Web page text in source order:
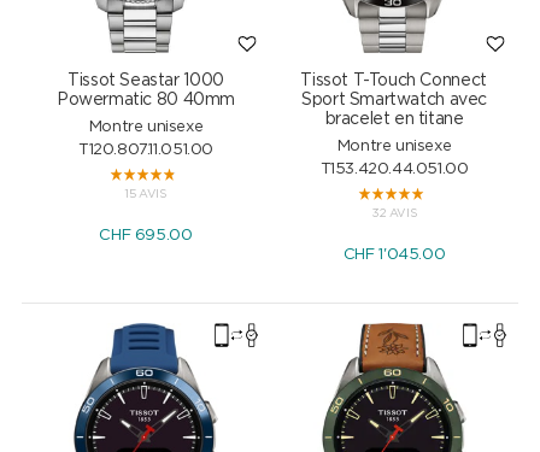
Tissot Seastar 1000
Powermatic 80 40mm
Montre unisexe
T120.807.11.051.00
15 AVIS
CHF695.00
Tissot T-Touch Connect
Sport Smartwatch avec
bracelet en titane
Montre unisexe
T153.420.44.051.00
32 AVIS
CHF1'045.00